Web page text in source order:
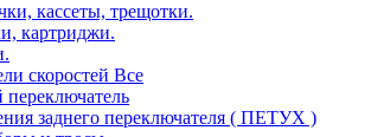
кассеты, трещотки.
картриджи.
скоростей Все
переключатель
заднего переключателя ( ПЕТУХ )